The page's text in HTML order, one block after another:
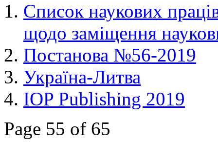
Список наукових
щодо заміщення
Постанова №56-2019
Україна-Литва
IOP Publishing 2019
Page 55 of 65